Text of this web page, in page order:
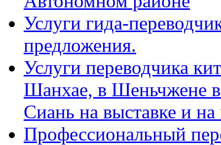
Услуги гида-
предложения.
Услуги переводчика
Шанхае, в Шеньчжене
Сиань на выставке и
Профессиональный